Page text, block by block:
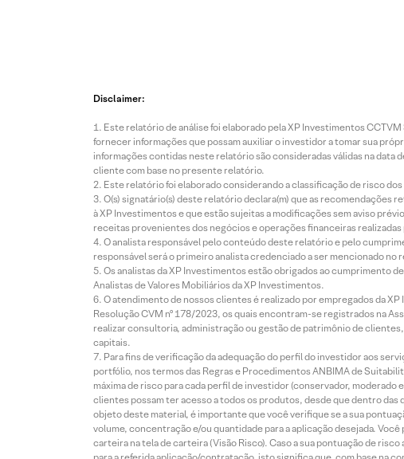
Disclaimer:
Este relatório de análise foi elaborado pela XP Investimentos
fornecer informações que possam auxiliar o investidor a tomar sua
informações contidas neste relatório são consideradas válidas na data
cliente com base no presente relatório.
Este relatório foi elaborado considerando a classificação de risco
O(s) signatário(s) deste relatório declara(m) que as recomendações
à XP Investimentos e que estão sujeitas a modificações sem aviso
receitas provenientes dos negócios e operações financeiras
O analista responsável pelo conteúdo deste relatório e pelo
responsável será o primeiro analista credenciado a ser mencionado no
Os analistas da XP Investimentos estão obrigados ao cumprimento
Analistas de Valores Mobiliários da XP Investimentos.
O atendimento de nossos clientes é realizado por empregados da
Resolução CVM nº 178/2023, os quais encontram-se registrados na
realizar consultoria, administração ou gestão de patrimônio de
capitais.
Para fins de verificação da adequação do perfil do investidor aos
portfólio, nos termos das Regras e Procedimentos ANBIMA de
máxima de risco para cada perfil de investidor (conservador,
clientes possam ter acesso a todos os produtos, desde que dentro
objeto deste material, é importante que você verifique se a sua
volume, concentração e/ou quantidade para a aplicação desejada.
carteira na tela de carteira (Visão Risco). Caso a sua pontuação de